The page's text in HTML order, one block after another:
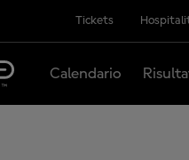
Tickets
Calendario